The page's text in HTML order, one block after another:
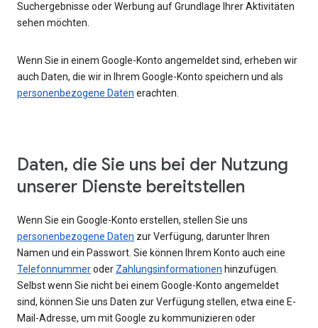
Suchergebnisse oder Werbung auf Grundlage Ihrer Aktivitäten
sehen möchten.
Wenn Sie in einem Google-Konto angemeldet sind, erheben wir
auch Daten, die wir in Ihrem Google-Konto speichern und als
personenbezogene Daten erachten.
Daten, die Sie uns bei der Nutzung
unserer Dienste bereitstellen
Wenn Sie ein Google-Konto erstellen, stellen Sie uns
personenbezogene Daten zur Verfügung, darunter Ihren
Namen und ein Passwort. Sie können Ihrem Konto auch eine
Telefonnummeroder Zahlungsinformationen hinzufügen.
Selbst wenn Sie nicht bei einem Google-Konto angemeldet
sind, können Sie uns Daten zur Verfügung stellen, etwa eine E-
Mail-Adresse, um mit Google zu kommunizieren oder